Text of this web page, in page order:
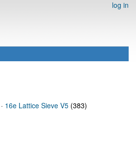
log in
16e Lattice Sieve V5 (383)